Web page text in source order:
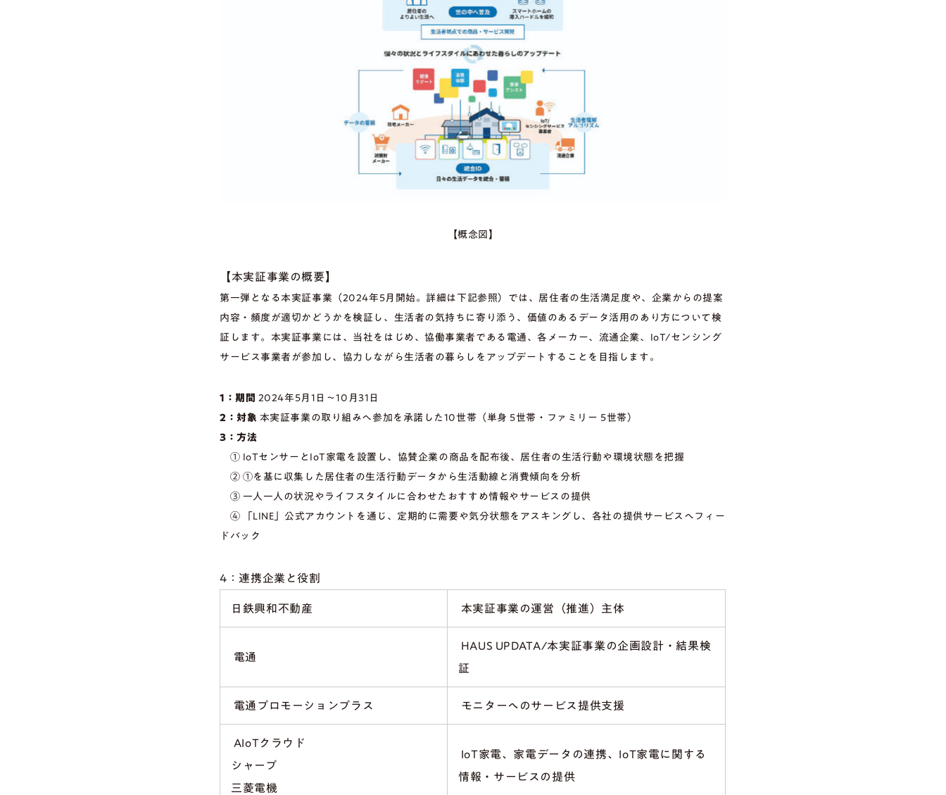
【概念図】
【本実証事業の概要】
第一弾となる本実証事業（2024年5月開始。詳細は下記参照）では、居住者の生活満足度や、企業からの提案
内容・頻度が適切かどうかを検証し、生活者の気持ちに寄り添う、価値のあるデータ活用のあり方について検
証します。本実証事業には、当社をはじめ、協働事業者である電通、各メーカー、流通企業、IoT/センシング
サービス事業者が参加し、協力しながら生活者の暮らしをアップデートすることを目指します。
1：期間 2024年5月1日～10月31日
2：対象 本実証事業の取り組みへ参加を承諾した10世帯（単身 5世帯・ファミリー 5世帯）
3：方法
① IoTセンサーとIoT家電を設置し、協賛企業の商品を配布後、居住者の生活行動や環境状態を把握
② ①を基に収集した居住者の生活行動データから生活動線と消費傾向を分析
③ 一人一人の状況やライフスタイルに合わせたおすすめ情報やサービスの提供
④ 「LINE」公式アカウントを通じ、定期的に需要や気分状態をアスキングし、各社の提供サービスへフィー
ドバック
4：連携企業と役割
日鉄興和不動産 本実証事業の運営（推進）主体
電通
HAUS UPDATA/本実証事業の企画設計・結果検
証
電通プロモーションプラス モニターへのサービス提供支援
AIoTクラウド
シャープ
三菱電機
IoT家電、家電データの連携、IoT家電に関する
情報・サービスの提供